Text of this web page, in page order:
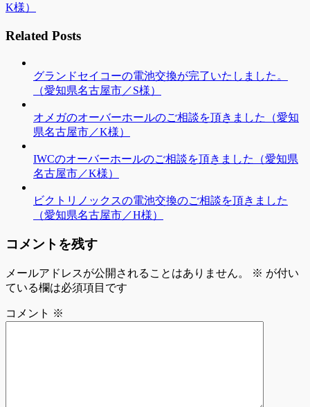
K様）
Related Posts
グランドセイコーの電池交換が完了いたしました。
（愛知県名古屋市／S様）
オメガのオーバーホールのご相談を頂きました（愛知
県名古屋市／K様）
IWCのオーバーホールのご相談を頂きました（愛知県
名古屋市／K様）
ビクトリノックスの電池交換のご相談を頂きました
（愛知県名古屋市／H様）
コメントを残す
メールアドレスが公開されることはありません。 ※ が付い
ている欄は必須項目です
コメント ※